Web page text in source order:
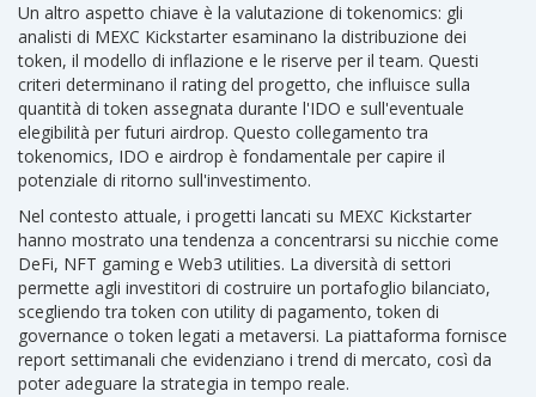
Un altro aspetto chiave è la valutazione di tokenomics: gli
analisti di MEXC Kickstarter esaminano la distribuzione dei
token, il modello di inflazione e le riserve per il team. Questi
criteri determinano il rating del progetto, che influisce sulla
quantità di token assegnata durante l'IDO e sull'eventuale
elegibilità per futuri airdrop. Questo collegamento tra
tokenomics, IDO e airdrop è fondamentale per capire il
potenziale di ritorno sull'investimento.
Nel contesto attuale, i progetti lancati su MEXC Kickstarter
hanno mostrato una tendenza a concentrarsi su nicchie come
DeFi, NFT gaming e Web3 utilities. La diversità di settori
permette agli investitori di costruire un portafoglio bilanciato,
scegliendo tra token con utility di pagamento, token di
governance o token legati a metaversi. La piattaforma fornisce
report settimanali che evidenziano i trend di mercato, così da
poter adeguare la strategia in tempo reale.